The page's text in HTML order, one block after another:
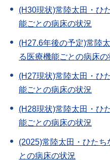
(H30現状)常陸太田・ひ
能ごとの病床の状況
(H27.6年後の予定)常陸
る医療機能ごとの病床の
(H27現状)常陸太田・ひ
能ごとの病床の状況
(H28現状)常陸太田・ひ
能ごとの病床の状況
(2025)常陸太田・ひた
との病床の状況